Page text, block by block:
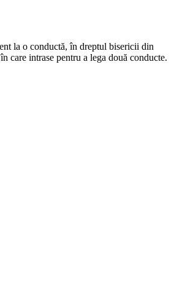
la o conductă, în dreptul bisericii din
care intrase pentru a lega două conducte.